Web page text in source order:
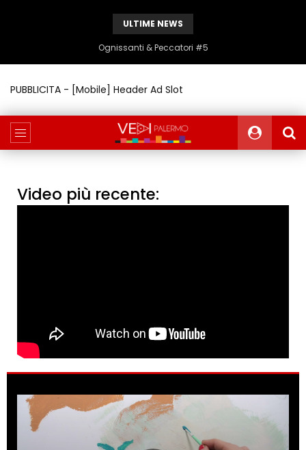
ULTIME NEWS
Ognissanti & Peccatori #5
PUBBLICITA - [Mobile] Header Ad Slot
Video più recente: